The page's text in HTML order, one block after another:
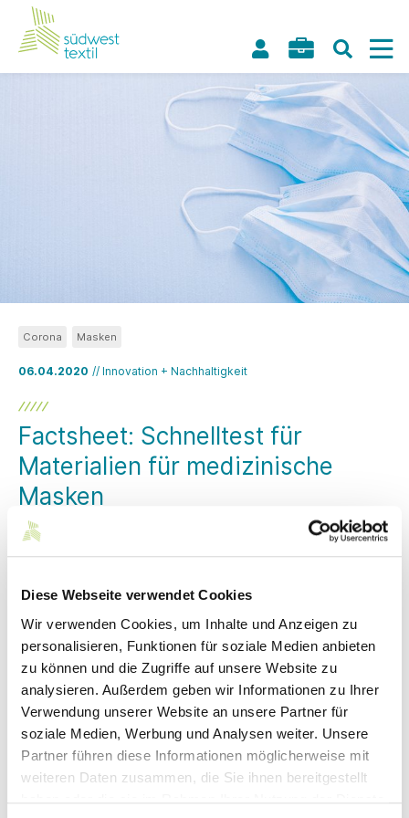
Diese Webseite verwendet Cookies
Wir verwenden Cookies, um Inhalte und Anzeigen zu
personalisieren, Funktionen für soziale Medien anbieten
zu können und die Zugriffe auf unsere Website zu
analysieren. Außerdem geben wir Informationen zu Ihrer
Verwendung unserer Website an unsere Partner für
soziale Medien, Werbung und Analysen weiter. Unsere
Partner führen diese Informationen möglicherweise mit
weiteren Daten zusammen, die Sie ihnen bereitgestellt
06.04.2020 // Innovation + Nachhaltigkeit
Corona Masken
Factsheet: Schnelltest für
Materialien für medizinische
Masken
Ist Ihr Material für medizinische Schutzmasken
kann hier Auskunft geben. Das Factsheet gibt es hier
Mit freundlicher Genehmigung des Hohenstein Instituts
können wir unseren Mitgliedsunternehmen das Factsheet
„Medizinische Gesichtsmasken – Anforderungen und
Testmethoden“ (in Deutsch und Englisch)zur Verfügung
stellen –siehe in der Anlage unter Downloads.Darin
finden Sie u. a. auch wichtigeInformationen zu
Anforderungen an Prüfmuster.
Hohenstein bietet ferner einenSchnelltest zur Prüfung